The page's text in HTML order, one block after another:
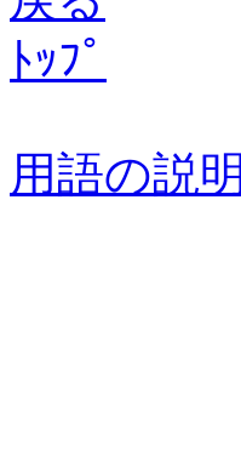
ﾄｯﾌﾟ
用語の説明